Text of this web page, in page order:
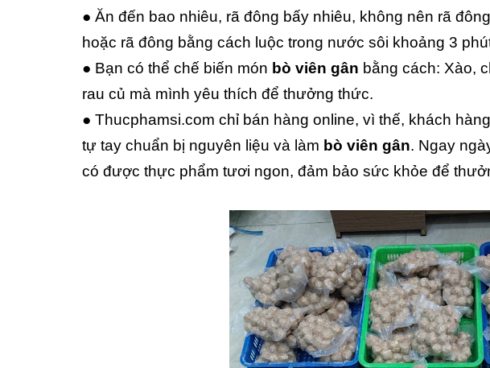
● Ăn đến bao nhiêu, rã đông bấy nhiêu, không nên rã
hoặc rã đông bằng cách luộc trong nước sôi khoảng 3
● Bạn có thể chế biến món bò viên gân bằng cách: Xào,
rau củ mà mình yêu thích để thưởng thức.
● Thucphamsi.com chỉ bán hàng online, vì thế, khách
tự tay chuẩn bị nguyên liệu và làm bò viên gân. Ngay
có được thực phẩm tươi ngon, đảm bảo sức khỏe để